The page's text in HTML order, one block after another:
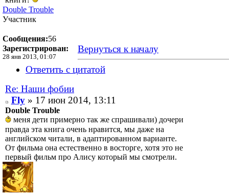
Double Trouble
Участник
Сообщения:56
Зарегистрирован:
28 янв 2013, 01:07
Вернуться к началу
Ответить с цитатой
Re: Наши фобии
Fly» 17 июн 2014, 13:11
Double Trouble
меня дети примерно так же спрашивали) дочери
правда эта книга очень нравится, мы даже на
английском читали, в адаптированном варианте.
От фильма она естественно в восторге, хотя это не
первый фильм про Алису который мы смотрели.